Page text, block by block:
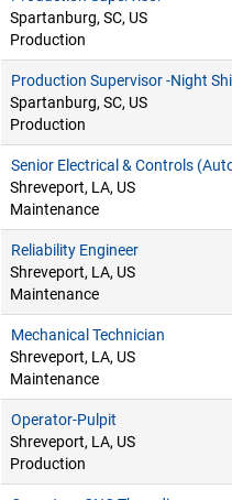
Spartanburg, SC, US
Production
Production Supervisor -Night
Spartanburg, SC, US
Production
Senior Electrical & Controls
Shreveport, LA, US
Maintenance
Reliability Engineer
Shreveport, LA, US
Maintenance
Mechanical Technician
Shreveport, LA, US
Maintenance
Operator-Pulpit
Shreveport, LA, US
Production